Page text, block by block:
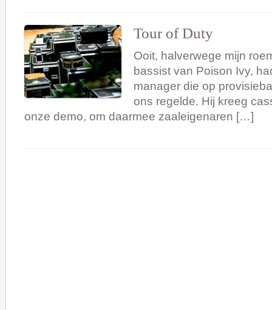
Tour of Duty
Ooit, halverwege mijn
bassist van Poison Ivy,
manager die op
ons regelde. Hij kreeg
onze demo, om daarmee zaaleigenaren […]